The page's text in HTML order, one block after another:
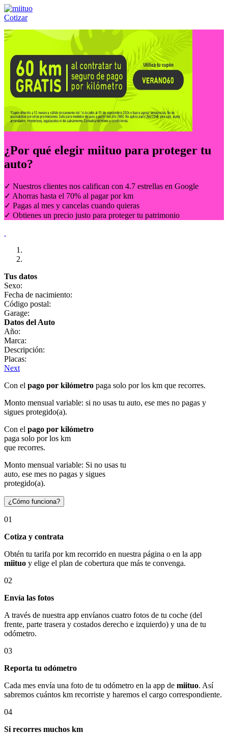
Cotizar
Llámanos al:(55) 84-21-05-00 ó
¿Por qué elegir miituo para proteger tu
auto?
✓ Nuestros clientes nos califican con 4.7 estrellas en Google
✓ Ahorras hasta el 70% al pagar por km
✓ Pagas al mes y cancelas cuando quieras
✓ Obtienes un precio justo para proteger tu patrimonio
Tus datos
Sexo:
Fecha de nacimiento:
Código postal:
Garage:
Datos del Auto
Año:
Marca:
Descripción:
Placas:
Next
Con el pago por kilómetro paga solo por los km que recorres.
Monto mensual variable: si no usas tu auto, ese mes no pagas y
sigues protegido(a).
Con el pago por kilómetro
paga solo por los km
que recorres.
Monto mensual variable: Si no usas tu
auto, ese mes no pagas y sigues
protegido(a).
¿Cómo funciona?
01
Cotiza y contrata
Obtén tu tarifa por km recorrido en nuestra página o en la app
miituo y elige el plan de cobertura que más te convenga.
02
Envía las fotos
A través de nuestra app envíanos cuatro fotos de tu coche (del
frente, parte trasera y costados derecho e izquierdo) y una de tu
odómetro.
03
Reporta tu odómetro
Cada mes envía una foto de tu odómetro en la app de miituo. Así
sabremos cuántos km recorriste y haremos el cargo correspondiente.
04
Si recorres muchos km